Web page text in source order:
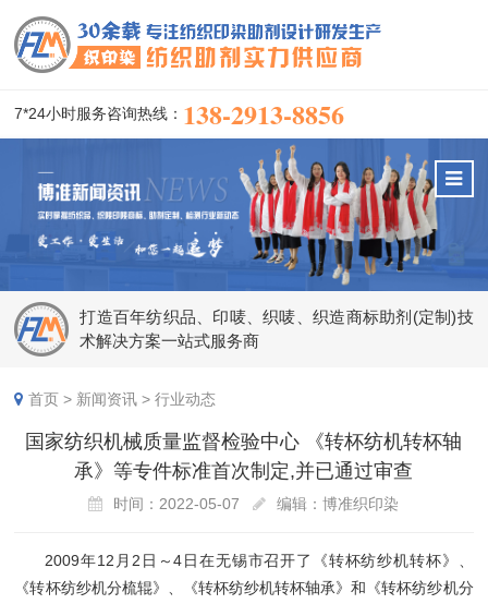
7*24小时服务咨询热线： 138-2913-8856
打造百年纺织品、印唛、织唛、织造商标助剂(定制)技
术解决方案一站式服务商
首页 > 新闻资讯 >行业动态
国家纺织机械质量监督检验中心 《转杯纺机转杯轴
承》等专件标准首次制定,并已通过审查
时间：2022-05-07 编辑：博准织印染
2009年12月2日～4日在无锡市召开了《转杯纺纱机转杯》、
《转杯纺纱机分梳辊》、《转杯纺纱机转杯轴承》和《转杯纺纱机分